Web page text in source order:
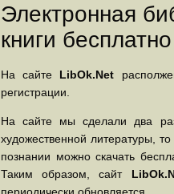
Электронная
книги бесплатно
На сайте LibOk.Net
регистрации.
На сайте мы сделали два
художественной литературы,
познании можно скачать
Таким образом, сайт